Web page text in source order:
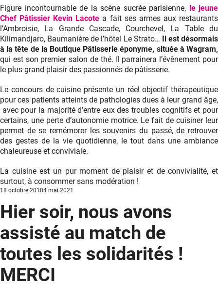
Figure incontournable de la scène sucrée parisienne, le jeune
Chef Pâtissier Kevin Lacote a fait ses armes aux restaurants
l’Ambroisie, La Grande Cascade, Courchevel, La Table du
Kilimandjaro, Baumanière de l’hôtel Le Strato… Il est désormais
à la tête de la Boutique Pâtisserie éponyme, située à Wagram,
qui est son premier salon de thé. Il parrainera l’évènement pour
le plus grand plaisir des passionnés de pâtisserie.
Le concours de cuisine présente un réel objectif thérapeutique
pour ces patients atteints de pathologies dues à leur grand âge,
avec pour la majorité d’entre eux des troubles cognitifs et pour
certains, une perte d’autonomie motrice. Le fait de cuisiner leur
permet de se remémorer les souvenirs du passé, de retrouver
des gestes de la vie quotidienne, le tout dans une ambiance
chaleureuse et conviviale.
La cuisine est un pur moment de plaisir et de convivialité, et
surtout, à consommer sans modération !
Posted
18 octobre 20184 mai 2021
Hier soir, nous avons
assisté au match de
toutes les solidarités !
MERCI